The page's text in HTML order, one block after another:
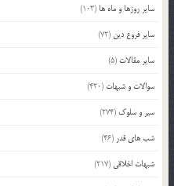
سایر روزها و ماه ها (103)
سایر فروع دین (72)
سایر مقالات (5)
سوالات و شبهات (420)
سیر و سلوک (274)
شب های قدر (46)
شبهات اخلاقی (217)